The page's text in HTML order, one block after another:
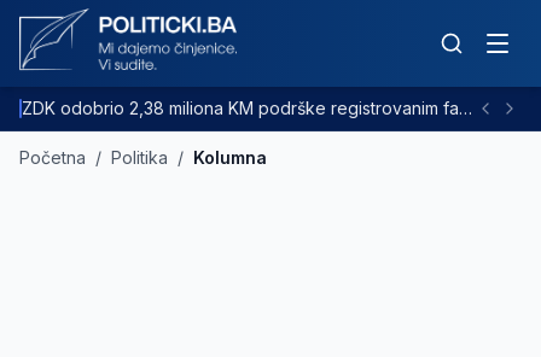
ZDK odobrio 2,38 miliona KM podrške registrovanim farmama goveda
Početna / Politika / Kolumna